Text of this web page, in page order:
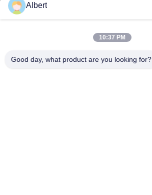
james@yimiautoparts.com
Albert
10:37 PM
Good day, what product are you looking for?